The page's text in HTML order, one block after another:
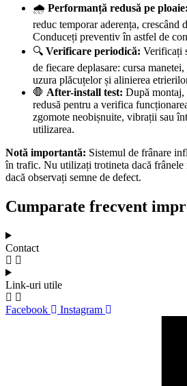
🌧️ Performanță redusă pe ploaie:
reduc temporar aderența, crescând
Conduceți preventiv în astfel de
🔍 Verificare periodică: Verificați
de fiecare deplasare: cursa
uzura plăcuțelor și alinierea
🛑 After-install test: După montaj,
redusă pentru a verifica
zgomote neobișnuite, vibrații sau
utilizarea.
Notă importantă: Sistemul de frânare
în trafic. Nu utilizați trotineta dacă frânele
dacă observați semne de defect.
Cumparate frecvent
Contact
Link-uri utile
Facebook Instagram